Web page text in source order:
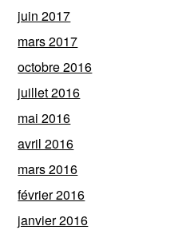
juin 2017
mars 2017
octobre 2016
juillet 2016
mai 2016
avril 2016
mars 2016
février 2016
janvier 2016